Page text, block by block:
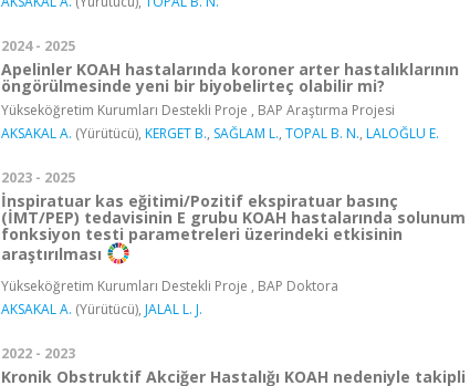
2024 - 2025
Apelinler KOAH hastalarında koroner arter hastalıklarının
öngörülmesinde yeni bir biyobelirteç olabilir mi?
Yükseköğretim Kurumları Destekli Proje , BAP Araştırma Projesi
AKSAKAL A. (Yürütücü), KERGET B., SAĞLAM L., TOPAL B. N., LALOĞLU E.
2023 - 2025
İnspiratuar kas eğitimi/Pozitif ekspiratuar basınç
(İMT/PEP) tedavisinin E grubu KOAH hastalarında solunum
fonksiyon testi parametreleri üzerindeki etkisinin
araştırılması
Yükseköğretim Kurumları Destekli Proje , BAP Doktora
AKSAKAL A. (Yürütücü), JALAL L. J.
2022 - 2023
Kronik Obstruktif Akciğer Hastalığı KOAH nedeniyle takipli